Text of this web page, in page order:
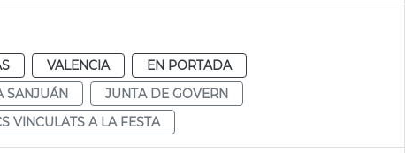
VALENCIA
EN PORTADA
SANJUÁN
JUNTA DE GOVERN
VINCULATS A LA FESTA